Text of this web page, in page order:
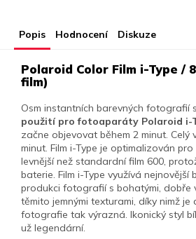
Popis Hodnocení Diskuze
Polaroid Color Film i-Type /
film)
Osm instantních barevných fotografií
použití pro fotoaparáty Polaroid i-
začne objevovat během 2 minut. Celý
minut. Film i-Type je optimalizován pro
levnější než standardní film 600,
baterie. Film i-Type využívá nejnovější
produkci fotografií s bohatými, dobře
těmito jemnými texturami, díky nimž
fotografie tak výrazná. Ikonický styl
už legendární.